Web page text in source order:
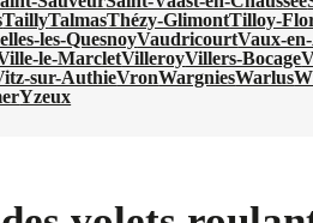
TaillyTalmasThézy-GlimontTilloy-
les-QuesnoyVaudricourtVaux-
le-MarcletVilleroyVillers-Bocage
sur-AuthieVronWargniesWarlus
Yzeux